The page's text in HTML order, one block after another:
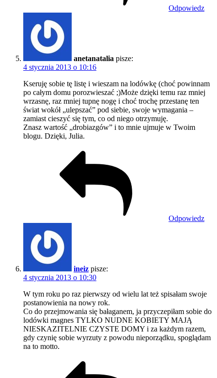
Odpowiedz
anetanatalia pisze:
4 stycznia 2013 o 10:16
Kseruję sobie tę listę i wieszam na lodówkę (choć powinnam
po całym domu porozwieszać ;)Może dzięki temu raz mniej
wrzasnę, raz mniej tupnę nogę i choć trochę przestanę ten
świat wokół „ulepszać” pod siebie, swoje wymagania –
zamiast cieszyć się tym, co od niego otrzymuję.
Znasz wartość „drobiazgów” i to mnie ujmuje w Twoim
blogu. Dzięki, Julia.
Odpowiedz
ineiz pisze:
4 stycznia 2013 o 10:30
W tym roku po raz pierwszy od wielu lat też spisałam swoje
postanowienia na nowy rok.
Co do przejmowania się bałaganem, ja przyczepiłam sobie do
lodówki magnes TYLKO NUDNE KOBIETY MAJĄ
NIESKAZITELNIE CZYSTE DOMY i za każdym razem,
gdy czynię sobie wyrzuty z powodu nieporządku, spoglądam
na to motto.